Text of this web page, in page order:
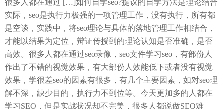
很多人都在通过 […]如何自学seo?提议的自学方法是理论结合
实际，seo是执行力极强的一项管理工作，没有执行，所有都
是空谈，实践中，将seo理论与具体的落地管理工作相结合，
才能以结果为定位，辩证传授到的理论认知是否准确，是否
高效。很多人都在通过seo录像，seo文件学习seo，有部份人
作出了不错的视觉效果，有大部份人效能低下或者没有视觉
效果，学很差seo的因素有很多，有几个主要因素，如对seo理
解不深，缺少目的，执行力不到位等。今天更加多的人都在
学习SEO，但是实战状况却不完美，很多人都说做SEO难